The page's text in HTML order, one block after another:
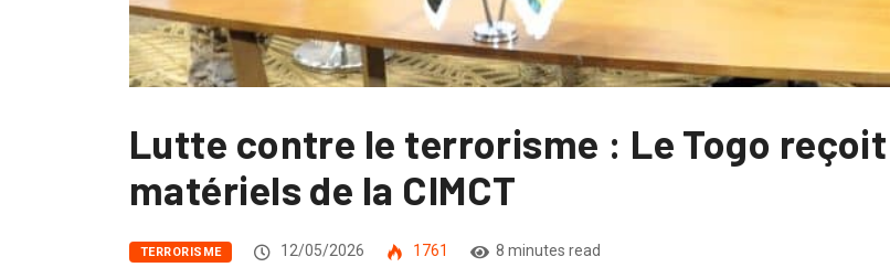
Lutte contre le terrorisme : Le Togo
matériels de la CIMCT
TERRORISME 12/05/2026 1761 8 minutes read